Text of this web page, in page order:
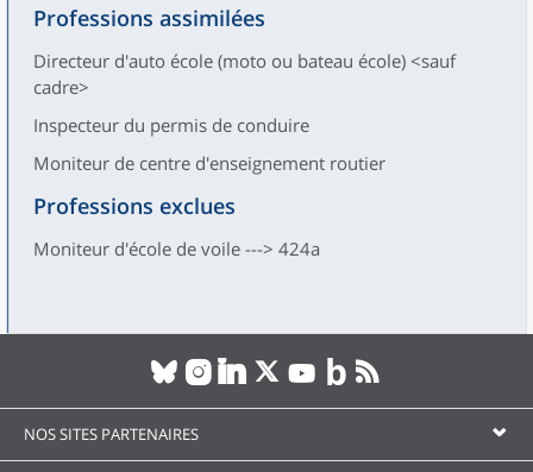
Professions assimilées
Directeur d'auto école (moto ou bateau école) <sauf
cadre>
Inspecteur du permis de conduire
Moniteur de centre d'enseignement routier
Professions exclues
Moniteur d'école de voile ---> 424a
NOS SITES PARTENAIRES